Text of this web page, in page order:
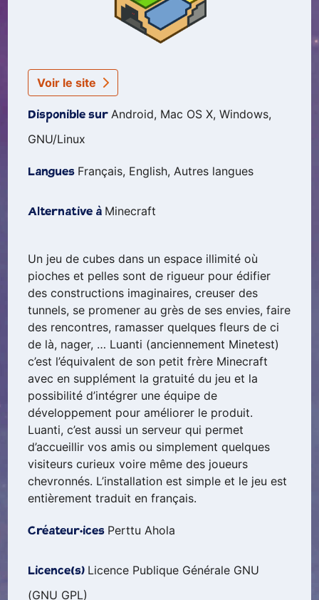
Voir le site
Disponible surAndroid, Mac OS X, Windows,
GNU/Linux
Langues Français, English, Autres langues
Alternative à Minecraft
Un jeu de cubes dans un espace illimité où
pioches et pelles sont de rigueur pour édifier
des constructions imaginaires, creuser des
tunnels, se promener au grès de ses envies, faire
des rencontres, ramasser quelques fleurs de ci
de là, nager, … Luanti (anciennement Minetest)
c’est l’équivalent de son petit frère Minecraft
avec en supplément la gratuité du jeu et la
possibilité d’intégrer une équipe de
développement pour améliorer le produit.
Luanti, c’est aussi un serveur qui permet
d’accueillir vos amis ou simplement quelques
visiteurs curieux voire même des joueurs
chevronnés. L’installation est simple et le jeu est
entièrement traduit en français.
Créateur·ices Perttu Ahola
Licence(s) Licence Publique Générale GNU
(GNU GPL)